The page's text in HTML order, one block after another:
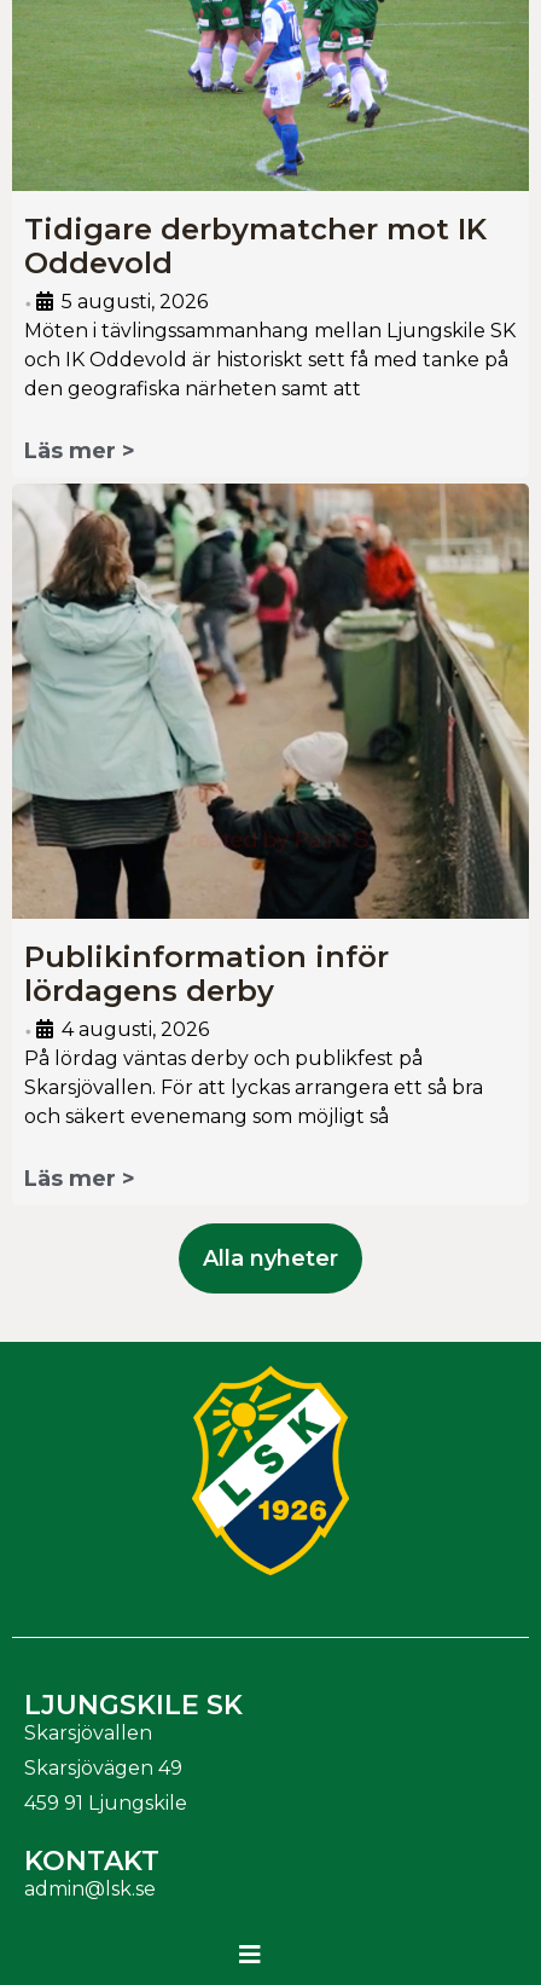
Tidigare derbymatcher mot IK
Oddevold
•
5 augusti, 2026
Möten i tävlingssammanhang mellan Ljungskile SK
och IK Oddevold är historiskt sett få med tanke på
den geografiska närheten samt att
Läs mer >
Publikinformation inför
lördagens derby
•
4 augusti, 2026
På lördag väntas derby och publikfest på
Skarsjövallen. För att lyckas arrangera ett så bra
och säkert evenemang som möjligt så
Läs mer >
Alla nyheter
LJUNGSKILE SK
Skarsjövallen
Skarsjövägen 49
459 91 Ljungskile
KONTAKT
admin@lsk.se